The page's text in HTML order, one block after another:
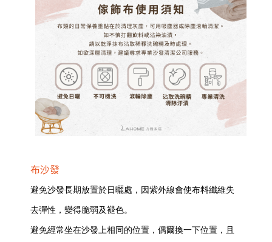
布沙發
避免沙發長期放置於日曬處，因紫外線會使布料纖維失
去彈性，變得脆弱及褪色。
避免經常坐在沙發上相同的位置，偶爾換一下位置，且